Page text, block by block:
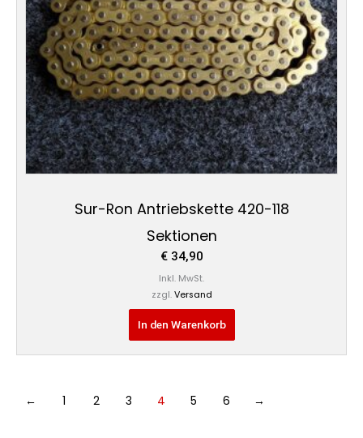
Sur-Ron Antriebskette 420-118
Sektionen
€34,90
Inkl. MwSt.
zzgl. Versand
In den Warenkorb
← 1 2 3 4 5 6 →